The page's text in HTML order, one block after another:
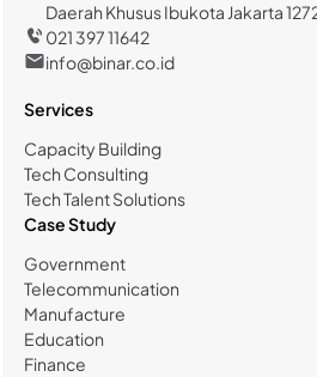
Daerah Khusus Ibukota Jakarta
021 397 11642
info@binar.co.id
Services
Capacity Building
Tech Consulting
Tech Talent Solutions
Case Study
Government
Telecommunication
Manufacture
Education
Finance